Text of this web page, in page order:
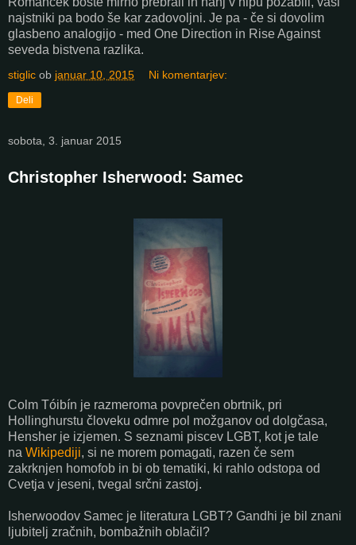
najstniki pa bodo še kar zadovoljni. Je pa - če si dovolim
glasbeno analogijo - med One Direction in Rise Against
seveda bistvena razlika.
stiglic ob januar 10, 2015 Ni komentarjev:
Deli
sobota, 3. januar 2015
Christopher Isherwood: Samec
Colm Tóibín je razmeroma povprečen obrtnik, pri
Hollinghurstu človeku odmre pol možganov od dolgčasa,
Hensher je izjemen. S seznami piscev LGBT, kot je tale
na Wikipediji, si ne morem pomagati, razen če sem
zakrknjen homofob in bi ob tematiki, ki rahlo odstopa od
Cvetja v jeseni, tvegal srčni zastoj.
Isherwoodov Samec je literatura LGBT? Gandhi je bil znani
ljubitelj zračnih, bombažnih oblačil?